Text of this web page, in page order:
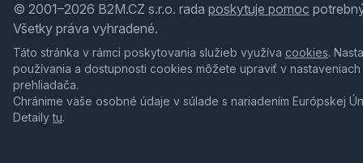
© 2001–2026 B2M.CZ s.r.o. rada poskytuje pomoc
Všetky práva vyhradené.
Táto stránka v rámci poskytovania služieb využíva cookies.
používania a dostupnosti cookies môžete upraviť v nastaveniach
prehliadača.
Chránime vaše osobné údaje v súlade s nariadením Európskej
Detailytu.